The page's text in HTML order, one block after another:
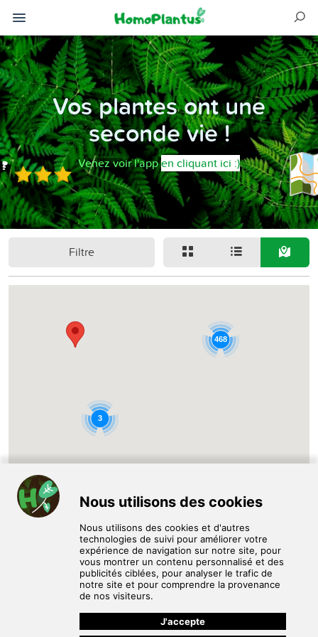
Vos plantes ont une
seconde vie !
Venez voir l'appen cliquant ici :)
Filtre
468
3